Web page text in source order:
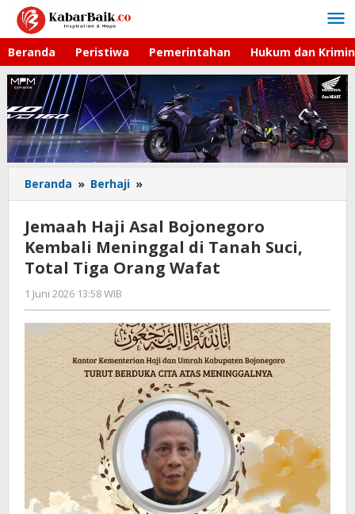
Lewati
konten
Beranda Peristiwa Pemerintahan Hukum dan
Beranda » Berhaji »
Haji
Asal
Bojonegoro
Kembali
Meninggal
Total
Tiga
Orang
Wafat
Jemaah Haji Asal Bojonegoro
Kembali Meninggal di Tanah Suci,
Total Tiga Orang Wafat
1 Juni 2026 13:58 WIB
Andika
DP